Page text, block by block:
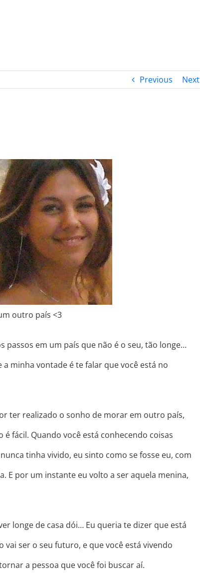
Previous Next
outro país<3
passos em um país que não é o seu, tão longe…
minha vontade é te falar que você está no
ter realizado o sonho de morar em outro país,
fácil. Quando você está conhecendo coisas
tinha vivido, eu sinto como se fosse eu, com
E por um instante eu volto a ser aquela menina,
longe de casa dói… Eu queria te dizer que está
ser o seu futuro, e que você está vivendo
a pessoa que você foi buscar aí.